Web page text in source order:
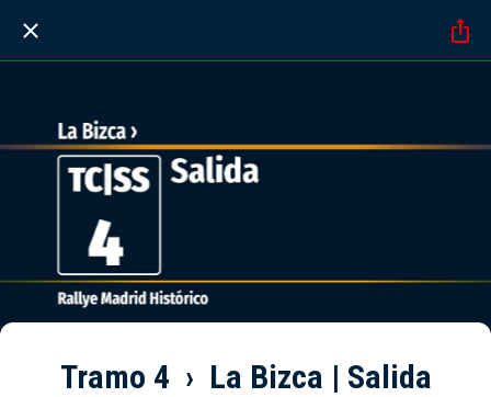
Tramo 4 › La Bizca | Salida